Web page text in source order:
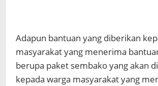
Adapun bantuan yang diberikan
masyarakat yang menerima
berupa paket sembako yang akan
kepada warga masyarakat yang